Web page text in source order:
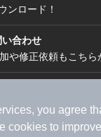
you agree
cookies to
ンロード！
合わせ
や修正依頼もこちら
（資料請求）
広告
ライフスタイル